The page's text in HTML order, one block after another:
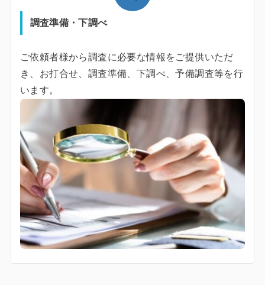
調査準備・下調べ
ご依頼者様から調査に必要な情報をご提供いただ
き、お打合せ、調査準備、下調べ、予備調査等を行
います。